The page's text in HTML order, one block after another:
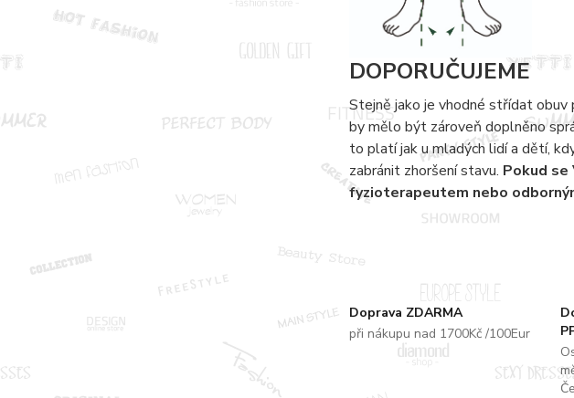
Doprava ZDARMA
při nákupu nad 1700Kč /100Eur
DOPORUČUJEME
Stejně jako je vhodné střídat obuv
by mělo být zároveň doplněno
to platí jak u mladých lidí a dětí,
zabránit zhoršení stavu. Pokud
fyzioterapeutem nebo